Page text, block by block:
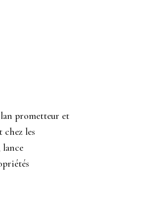
prometteur et
les
lance